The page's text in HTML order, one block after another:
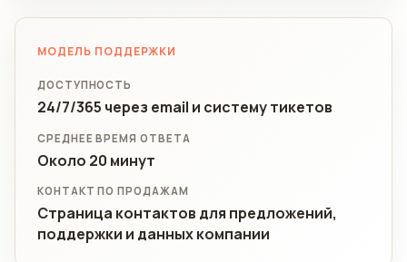
МОДЕЛЬ ПОДДЕРЖКИ
ДОСТУПНОСТЬ
24/7/365 через email и систему тикетов
СРЕДНЕЕ ВРЕМЯ ОТВЕТА
Около 20 минут
КОНТАКТ ПО ПРОДАЖАМ
Страница контактов для предложений,
поддержки и данных компании